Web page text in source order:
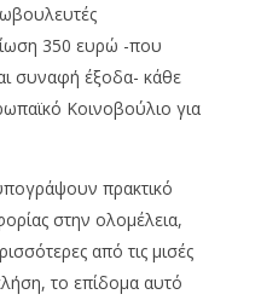
350 ευρώ -που
συναφή έξοδα- κάθε
Κοινοβούλιο για
πρακτικό
στην ολομέλεια,
από τις μισές
το επίδομα αυτό